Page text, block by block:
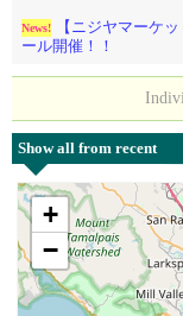
News!
【ニジヤマーケ
ール開催！！
Show all from recent
+
−